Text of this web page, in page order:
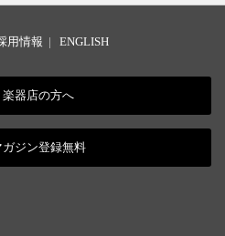
用情報 | ENGLISH
器店の方へ
ガジン登録無料